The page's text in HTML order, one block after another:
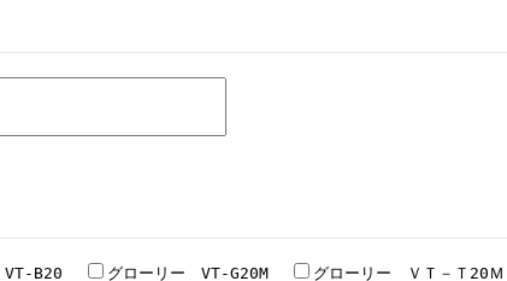
VT-B20 グローリー VT-G20M グローリー ＶＴ－Ｔ20Ｍ